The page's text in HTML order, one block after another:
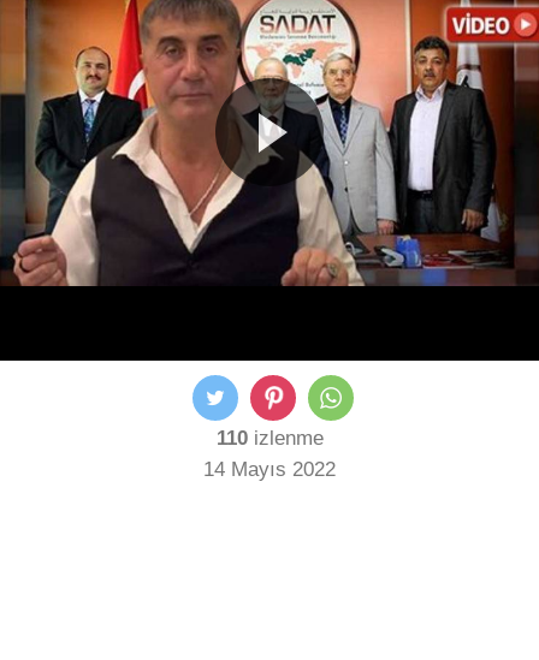
110izlenme
14 Mayıs 2022